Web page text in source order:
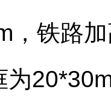
，铁路
为